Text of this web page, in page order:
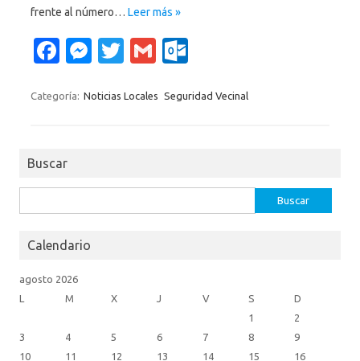
frente al número… Leer más »
Fa
e
o
M
se
T
it
G
ail lo
Categoría: Noticias Locales Seguridad Vecinal
Buscar
Calendario
agosto 2026
L
M X J V S D
1
2
3
4 5 6 7 8
9
10
11 12 13 14 15
16